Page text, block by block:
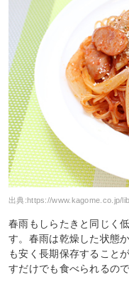
出典:https://www.kagome.co.jp/
春雨もしらたきと同じく
す。春雨は乾燥した状態
も安く長期保存すること
すだけでも食べられるの